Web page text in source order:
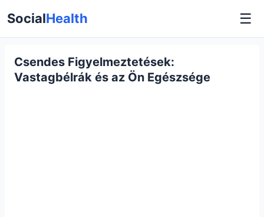
SocialHealth ☰
Csendes Figyelmeztetések:
Vastagbélrák és az Ön Egészsége